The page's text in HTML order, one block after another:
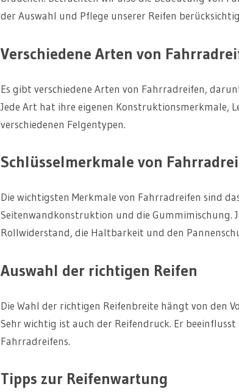
der Auswahl und Pflege unserer Reifen
Verschiedene Arten von
Es gibt verschiedene Arten von Fahrradreifen,
Jede Art hat ihre eigenen Konstruktionsmerkmale,
verschiedenen Felgentypen.
Schlüsselmerkmale von
Die wichtigsten Merkmale von Fahrradreifen sind
Seitenwandkonstruktion und die Gummimischung.
Rollwiderstand, die Haltbarkeit und den
Auswahl der richtigen Reifen
Die Wahl der richtigen Reifenbreite hängt von den
Sehr wichtig ist auch der Reifendruck. Er
Fahrradreifens.
Tipps zur Reifenwartung